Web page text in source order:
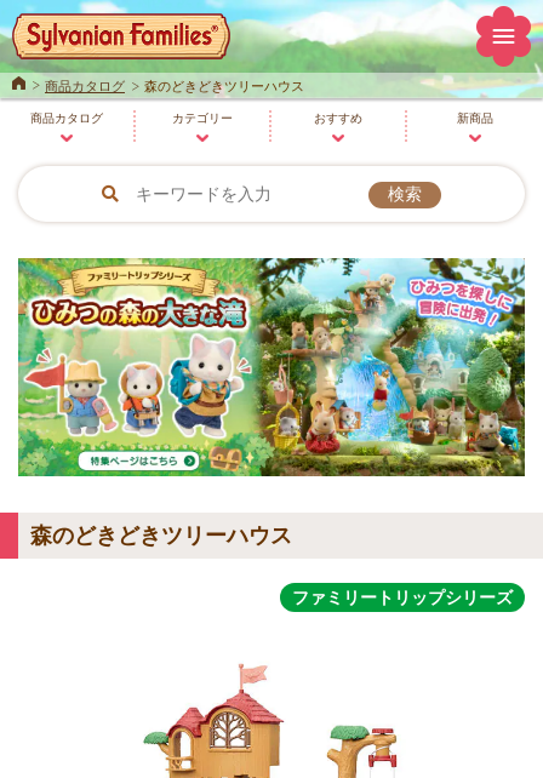
Home商品カタログ 森のどきどきツリーハウス
新商品
おすすめ
カテゴリー
商品カタログ
森のどきどきツリーハウス
ファミリートリップシリーズ